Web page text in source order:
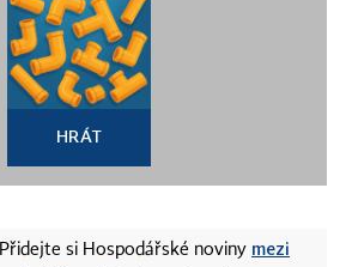
HRÁT
Přidejte si Hospodářské noviny mezi